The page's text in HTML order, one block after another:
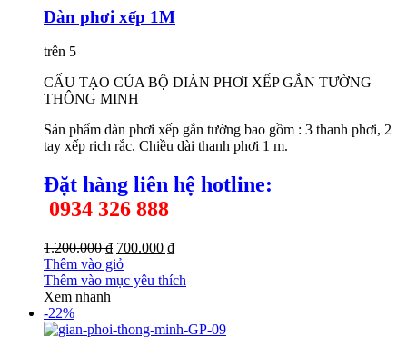
Dàn phơi xếp 1M
trên 5
CẤU TẠO CỦA BỘ DIÀN PHƠI XẾP GẮN TƯỜNG
THÔNG MINH
Sản phẩm dàn phơi xếp gắn tường bao gồm : 3 thanh phơi, 2
tay xếp rich rắc. Chiều dài thanh phơi 1 m.
Đặt hàng liên hệ hotline:
0934 326 888
1.200.000 ₫ 700.000 ₫
Thêm vào giỏ
Thêm vào mục yêu thích
Xem nhanh
-22%